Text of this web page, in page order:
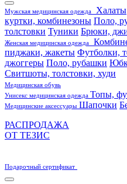
Мужская медицинская одежда Халаты
куртки, комбинезоны Поло,
толстовки Туники Брюки,
Женская медицинская одежда
пиджаки, жакеты Футболки,
джоггеры Поло, рубашки
Свитшоты, толстовки, худи
Медицинская обувь
Унисекс медицинская одежда Топы,
Медицинские аксессуары Шапочки
РАСПРОДАЖА
ОТ ТЕЗИС
Подарочный сертификат